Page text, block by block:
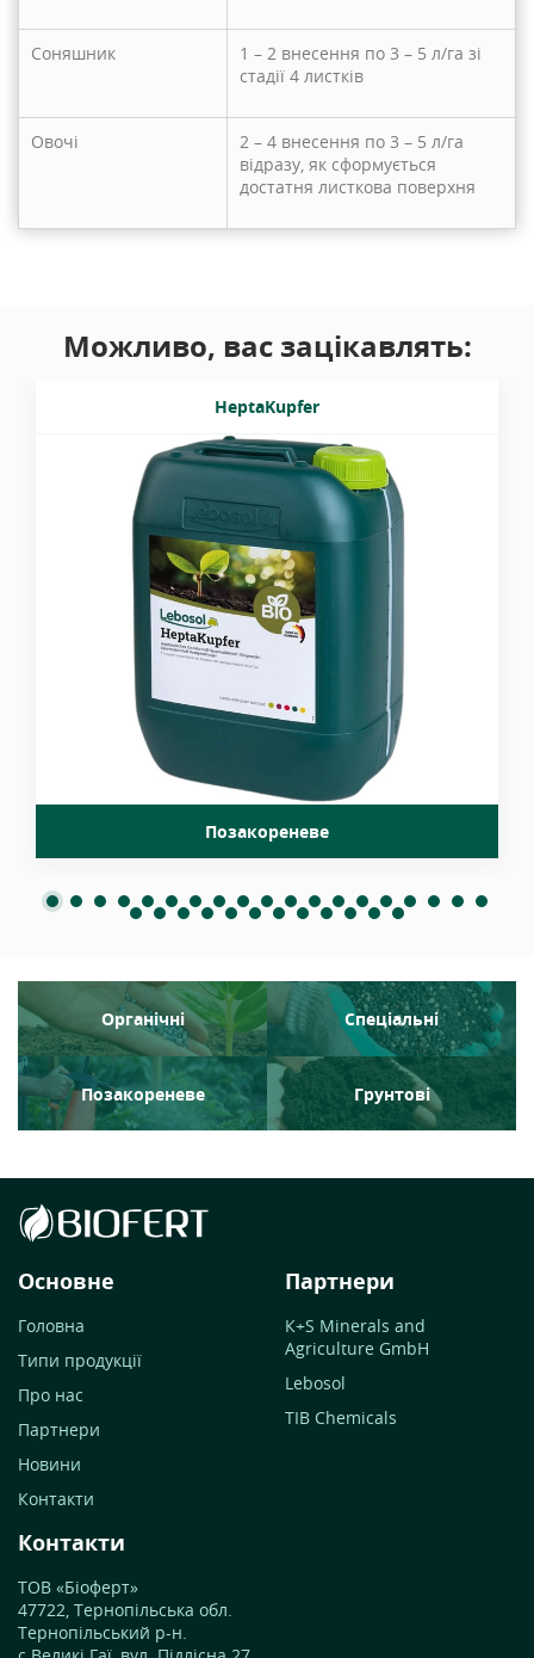
Соняшник
1 – 2 внесення по 3 – 5 л/га зі
стадії 4 листків
Овочі
2 – 4 внесення по 3 – 5 л/га
відразу, як сформується
достатня листкова поверхня
Можливо, вас зацікавлять:
HeptaKupfer
Позакореневе
Містить мідь у вигляді комплексу
гептаглюконової кислоти, яке швидко та...
Органічні Спеціальні
Позакореневе Грунтові
Основне
Головна
Типи продукції
Про нас
Партнери
Новини
Контакти
Партнери
К+S Minerals and
Agriculture GmbH
Lebosol
TIB Chemicals
Контакти
ТОВ «Біоферт»
47722, Тернопільська обл.
Тернопільський р-н.